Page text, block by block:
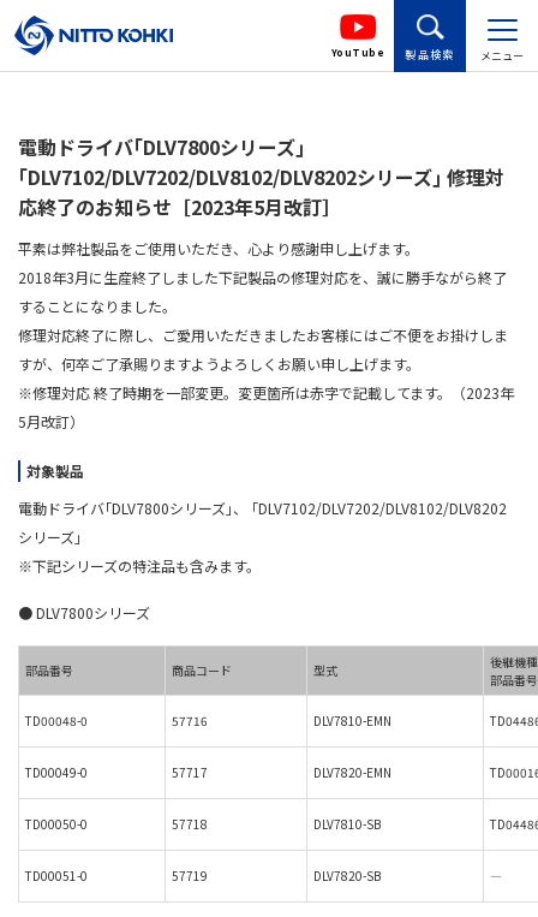
YouTube 製品検索 メニュー
電動ドライバ｢DLV7800シリーズ｣
｢DLV7102/DLV7202/DLV8102/DLV8202シリーズ｣ 修理対
応終了のお知らせ［2023年5月改訂］
平素は弊社製品をご使用いただき、心より感謝申し上げます。
2018年3月に生産終了しました下記製品の修理対応を、誠に勝手ながら終了
することになりました。
修理対応終了に際し、ご愛用いただきましたお客様にはご不便をお掛けしま
すが、何卒ご了承賜りますようよろしくお願い申し上げます。
※修理対応 終了時期を一部変更。変更箇所は赤字で記載してます。（2023年
5月改訂）
対象製品
電動ドライバ｢DLV7800シリーズ｣、 ｢DLV7102/DLV7202/DLV8102/DLV8202
シリーズ｣
※下記シリーズの特注品も含みます。
● DLV7800シリーズ
部品番号 商品コード 型式
後継機種
部品番号
TD00048-0 57716 DLV7810-EMN
TD00049-0 57717 DLV7820-EMN
TD00050-0 57718 DLV7810-SB
TD00051-0 57719 DLV7820-SB ―